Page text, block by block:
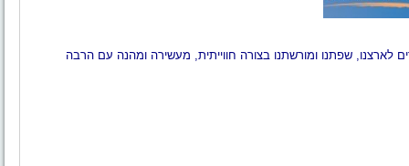
לארצנו, שפתנו ומורשתנו בצורה חווייתית, מעשירה ומהנה עם הרבה